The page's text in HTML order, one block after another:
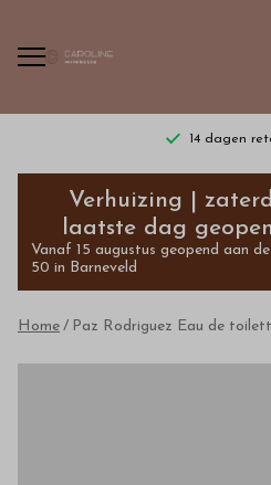
14 dagen
Paz
Rodriguez
Eau
de
toilette
Verhuizing |
laatste dag
Vanaf 15 augustus geopend aan
50 in Barneveld
Home Paz Rodriguez Eau de